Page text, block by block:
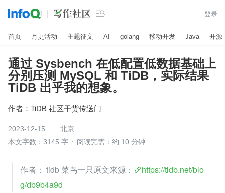
 登录
首页 月更活动 主题征文 AI golang 移动开发 Java 开源
通过 Sysbench 在低配置低数据基础上
分别压测 MySQL 和 TiDB，实际结果
TiDB 出乎我的想象。
作者： TiDB 社区干货传送门
2023-12-15
北京
本文字数：3145 字
阅读完需：约 10 分钟
作者： tidb 菜鸟一只原文来源：
https://tidb.net/blo
g/db9b4a9d